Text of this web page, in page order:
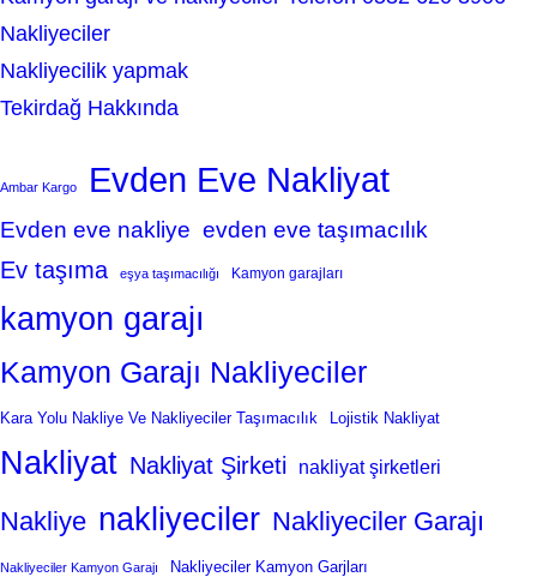
Nakliyeciler
Nakliyecilik yapmak
Tekirdağ Hakkında
Ambar Kargo Evden Eve Nakliyat
Evden eve nakliye evden eve taşımacılık
Ev taşıma eşya taşımacılığı Kamyon garajları
kamyon garajı
Kamyon Garajı Nakliyeciler
Kara Yolu Nakliye Ve Nakliyeciler Taşımacılık Lojistik Nakliyat
Nakliyat Nakliyat Şirketi nakliyat şirketleri
Nakliye nakliyeciler Nakliyeciler Garajı
Nakliyeciler Kamyon Garajı Nakliyeciler Kamyon Garjları